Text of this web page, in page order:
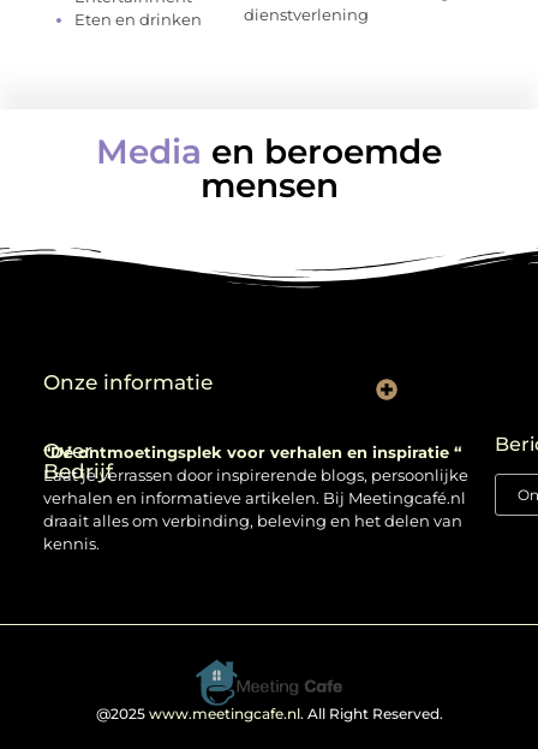
Eten en drinken
dienstverlening
Media en beroemde
mensen
Over
Bedrijf
“Dé ontmoetingsplek voor verhalen en inspiratie “
Laat je verrassen door inspirerende blogs, persoonlijke
verhalen en informatieve artikelen. Bij Meetingcafé.nl
draait alles om verbinding, beleving en het delen van
kennis.
Onze informatie
@2025 www.meetingcafe.nl. All Right Reserved.